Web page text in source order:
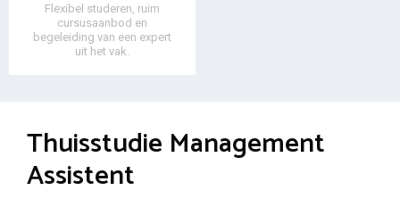
Flexibel studeren, ruim
cursusaanbod en
begeleiding van een expert
uit het vak.
Thuisstudie Management
Assistent